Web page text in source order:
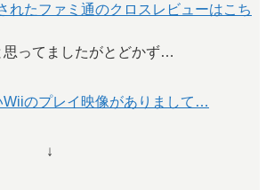
れたファミ通のクロスレビューはこち
思ってましたがとどかず…
Wiiのプレイ映像がありまして…